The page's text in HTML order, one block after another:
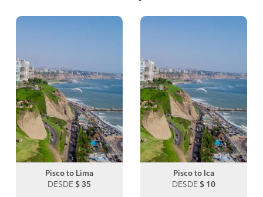
Pisco to Lima
DESDE $ 35
Pisco to Ica
DESDE $ 10